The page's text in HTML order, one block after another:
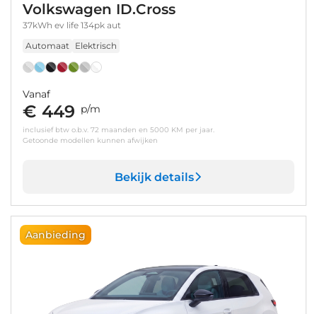
Volkswagen ID.Cross
37kWh ev life 134pk aut
Automaat Elektrisch
Vanaf
€ 449 p/m
inclusief btw o.b.v. 72 maanden en 5000 KM per jaar.
Getoonde modellen kunnen afwijken
Bekijk details
Aanbieding